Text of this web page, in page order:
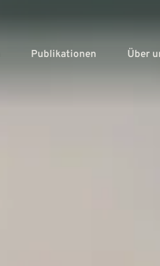
Publikationen Über